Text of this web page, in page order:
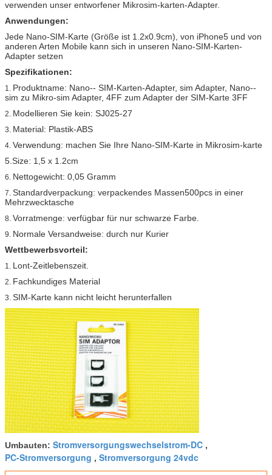
verwenden unser entworfener Mikrosim-karten-Adapter.
Anwendungen:
Jede Nano-SIM-Karte (Größe ist 1.2x0.9cm), von iPhone5 und von
anderen Arten Mobile kann sich in unseren Nano-SIM-Karten-
Adapter setzen
Spezifikationen:
1. Produktname: Nano-- SIM-Karten-Adapter, sim Adapter, Nano--
sim zu Mikro-sim Adapter, 4FF zum Adapter der SIM-Karte 3FF
2. Modellieren Sie kein: SJ025-27
3. Material: Plastik-ABS
4. Verwendung: machen Sie Ihre Nano-SIM-Karte in Mikrosim-karte
5.Size: 1,5 x 1.2cm
6. Nettogewicht: 0,05 Gramm
7. Standardverpackung: verpackendes Massen500pcs in einer
Mehrzwecktasche
8. Vorratmenge: verfügbar für nur schwarze Farbe.
9. Normale Versandweise: durch nur Kurier
Wettbewerbsvorteil:
1. Lont-Zeitlebenszeit.
2. Fachkundiges Material
3. SIM-Karte kann nicht leicht herunterfallen
Umbauten: Stromversorgungswechselstrom-DC ,
PC-Stromversorgung , Stromversorgung 24vdc